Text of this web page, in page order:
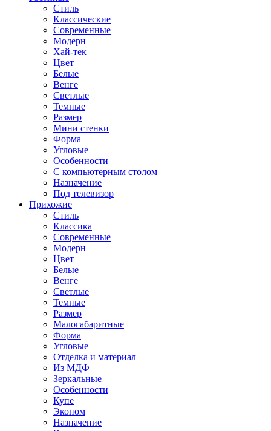
Стиль
Классические
Современные
Модерн
Хай-тек
Цвет
Белые
Венге
Светлые
Темные
Размер
Мини стенки
Форма
Угловые
Особенности
С компьютерным столом
Назначение
Под телевизор
Прихожие
Стиль
Классика
Современные
Модерн
Цвет
Белые
Венге
Светлые
Темные
Размер
Малогабаритные
Форма
Угловые
Отделка и материал
Из МДФ
Зеркальные
Особенности
Купе
Эконом
Назначение